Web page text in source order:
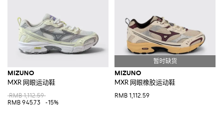
MIZUNO
MXR 网眼运动鞋
RMB 1,112.59
RMB 945.73
-15%
MIZUNO
MXR 网眼橡胶运动鞋
RMB 1,112.59